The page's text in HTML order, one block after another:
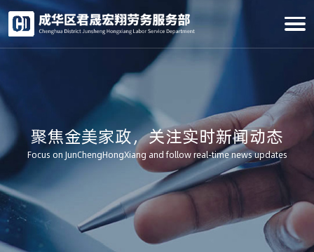
聚焦金美家政，关注实时新闻动态
Focus on JunChengHongXiang and follow real-time news updates